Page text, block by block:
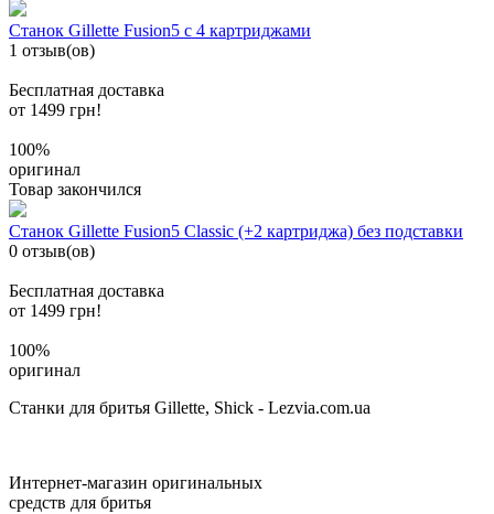
Станок Gillette Fusion5 с 4 картриджами
1 отзыв(ов)
Бесплатная доставка
от 1499 грн!
100%
оригинал
Товар закончился
Станок Gillette Fusion5 Classic (+2 картриджа) без подставки
0 отзыв(ов)
Бесплатная доставка
от 1499 грн!
100%
оригинал
Станки для бритья Gillette, Shick - Lezvia.com.ua
Интернет-магазин оригинальных
средств для бритья